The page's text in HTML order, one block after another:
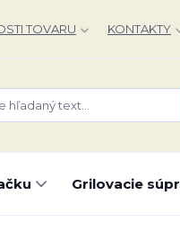
TOVARU KONTAKTY
Grilovacie